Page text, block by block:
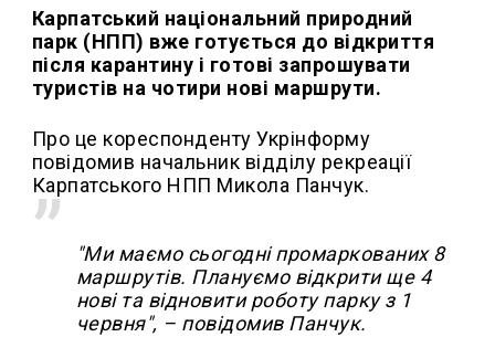
Карпатський національний природний
парк (НПП) вже готується до відкриття
після карантину і готові запрошувати
туристів на чотири нові маршрути.
Про це кореспонденту Укрінформу
повідомив начальник відділу рекреації
Карпатського НПП Микола Панчук.
"Ми маємо сьогодні промаркованих 8
маршрутів. Плануємо відкрити ще 4
нові та відновити роботу парку з 1
червня", – повідомив Панчук.